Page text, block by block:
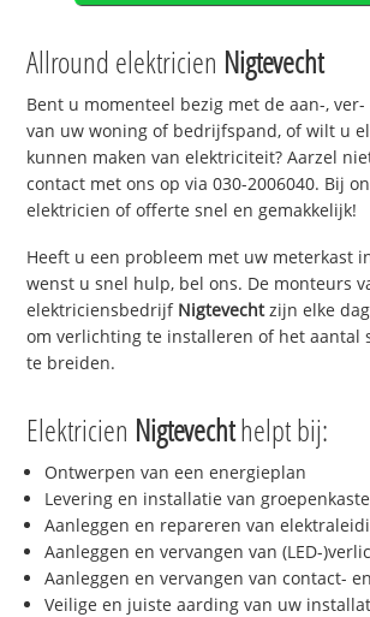
Allround elektricien Nigtevecht
Bent u momenteel bezig met de aan-,
van uw woning of bedrijfspand, of wilt u
kunnen maken van elektriciteit? Aarzel
contact met ons op via 030-2006040. Bij
elektricien of offerte snel en gemakkelijk!
Heeft u een probleem met uw meterkast
wenst u snel hulp, bel ons. De monteurs
elektriciensbedrijf Nigtevechtzijn elke
om verlichting te installeren of het aantal
te breiden.
Elektricien Nigtevechthelpt bij:
Ontwerpen van een energieplan
Levering en installatie van
Aanleggen en repareren van
Aanleggen en vervangen van (LED-
Aanleggen en vervangen van contact-
Veilige en juiste aarding van uw